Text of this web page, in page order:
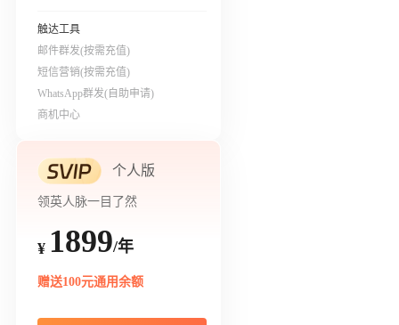
触达工具
邮件群发(按需充值)
短信营销(按需充值)
WhatsApp群发(自助申请)
商机中心
个人版
领英人脉一目了然
¥ 1899/年
赠送100元通用余额